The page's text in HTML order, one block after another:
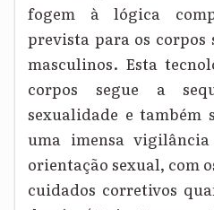
fogem à lógica
prevista para os corpos
masculinos. Esta
corpos segue a
sexualidade e
uma imensa
orientação sexual, com
cuidados corretivos